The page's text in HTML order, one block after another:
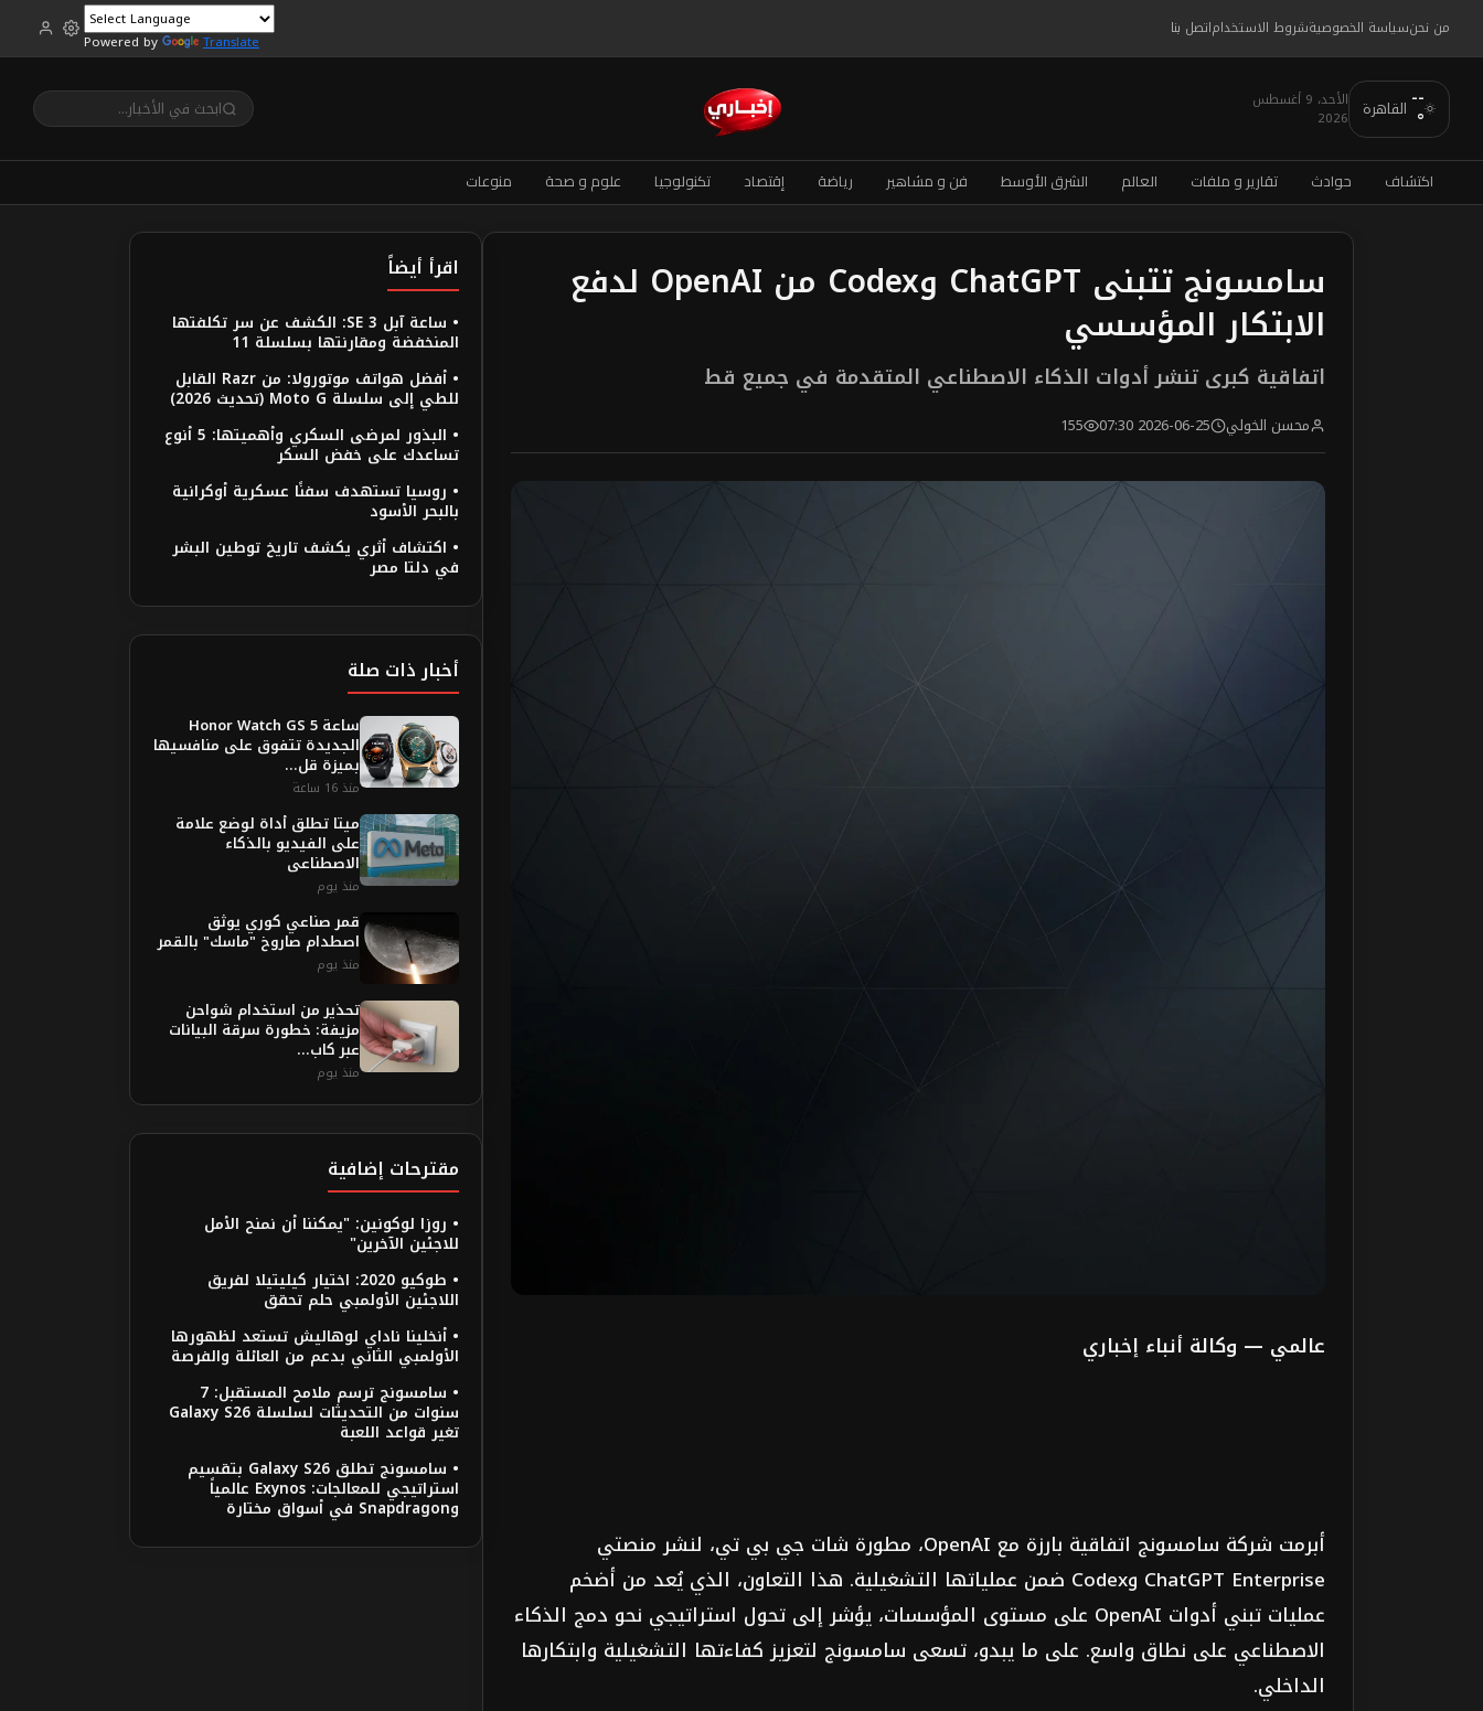
من نحنسياسة الخصوصيةشروط الاستخداماتصل بنا
Powered by Translate
--
° القاهرة الأحد، 9 أغسطس
2026
اكتشاف حوادث تقارير و ملفات العالم الشرق الأوسط فن و مشاهير رياضة إقتصاد تكنولوجيا علوم و صحة منوعات
سامسونج تتبنى ChatGPT وCodex من OpenAI لدفع
الابتكار المؤسسي
اتفاقية كبرى تنشر أدوات الذكاء الاصطناعي المتقدمة في جميع قط
محسن الخولي 2026-06-25 07:30
155
عالمي — وكالة أنباء إخباري
أبرمت شركة سامسونج اتفاقية بارزة مع OpenAI، مطورة شات جي بي تي، لنشر منصتي
ChatGPT Enterprise وCodex ضمن عملياتها التشغيلية. هذا التعاون، الذي يُعد من أضخم
عمليات تبني أدوات OpenAI على مستوى المؤسسات، يؤشر إلى تحول استراتيجي نحو دمج الذكاء
الاصطناعي على نطاق واسع. على ما يبدو، تسعى سامسونج لتعزيز كفاءتها التشغيلية وابتكارها
الداخلي.
اقرأ أيضاً
• ساعة آبل SE 3: الكشف عن سر تكلفتها
المنخفضة ومقارنتها بسلسلة 11
• أفضل هواتف موتورولا: من Razr القابل
للطي إلى سلسلة Moto G (تحديث 2026)
• البذور لمرضى السكري وأهميتها: 5 أنوع
تساعدك على خفض السكر
• روسيا تستهدف سفنًا عسكرية أوكرانية
بالبحر الأسود
• اكتشاف أثري يكشف تاريخ توطين البشر
في دلتا مصر
أخبار ذات صلة
ساعة Honor Watch GS 5
الجديدة تتفوق على منافسيها
بميزة قل...
منذ 16 ساعة
ميتا تطلق أداة لوضع علامة
على الفيديو بالذكاء
الاصطناعى
منذ يوم
قمر صناعي كوري يوثق
اصطدام صاروخ "ماسك" بالقمر
منذ يوم
تحذير من استخدام شواحن
مزيفة: خطورة سرقة البيانات
عبر كاب...
منذ يوم
مقترحات إضافية
• روزا لوكونين: "يمكننا أن نمنح الأمل
للاجئين الآخرين"
• طوكيو 2020: اختيار كيليتيلا لفريق
اللاجئين الأولمبي حلم تحقق
• أنخلينا ناداي لوهاليش تستعد لظهورها
الأولمبي الثاني بدعم من العائلة والفرصة
• سامسونج ترسم ملامح المستقبل: 7
سنوات من التحديثات لسلسلة Galaxy S26
تغير قواعد اللعبة
• سامسونج تطلق Galaxy S26 بتقسيم
استراتيجي للمعالجات: Exynos عالمياً
وSnapdragon في أسواق مختارة